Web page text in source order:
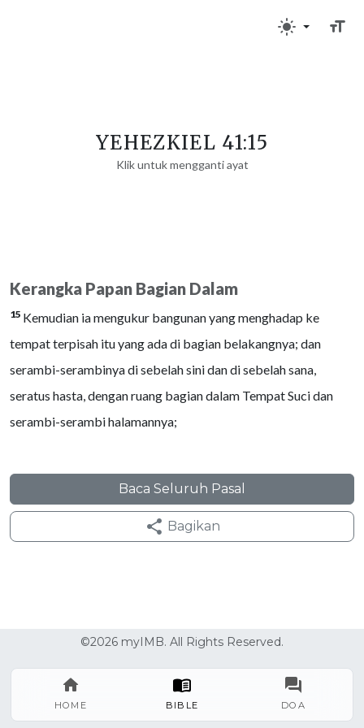
HOME BIBLE DOA
YEHEZKIEL 41:15
Klik untuk mengganti ayat
Kerangka Papan Bagian Dalam
15 Kemudian ia mengukur bangunan yang menghadap ke
tempat terpisah itu yang ada di bagian belakangnya; dan
serambi-serambinya di sebelah sini dan di sebelah sana,
seratus hasta, dengan ruang bagian dalam Tempat Suci dan
serambi-serambi halamannya;
Baca Seluruh Pasal
Bagikan
©2026 myIMB. All Rights Reserved.